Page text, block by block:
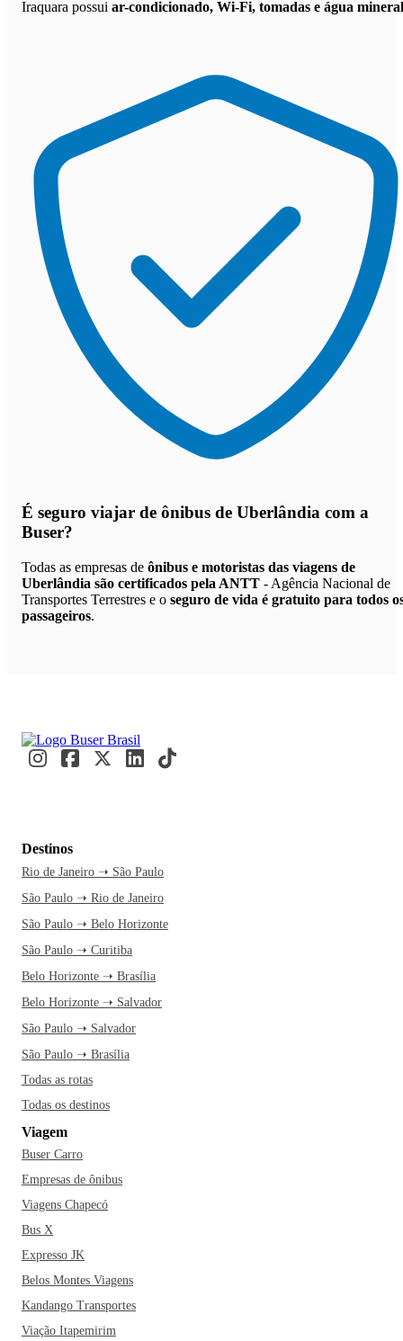
Iraquara possui ar-condicionado, Wi-Fi, tomadas e água mineral
É seguro viajar de ônibus de Uberlândia com a
Buser?
Todas as empresas de ônibus e motoristas das viagens de
Uberlândia são certificados pela ANTT - Agência Nacional de
Transportes Terrestres e o seguro de vida é gratuito para todos
passageiros.
Destinos
Rio de Janeiro ➝ São Paulo
São Paulo ➝ Rio de Janeiro
São Paulo ➝ Belo Horizonte
São Paulo ➝ Curitiba
Belo Horizonte ➝ Brasília
Belo Horizonte ➝ Salvador
São Paulo ➝ Salvador
São Paulo ➝ Brasília
Todas as rotas
Todas os destinos
Viagem
Buser Carro
Empresas de ônibus
Viagens Chapecó
Bus X
Expresso JK
Belos Montes Viagens
Kandango Transportes
Viação Itapemirim